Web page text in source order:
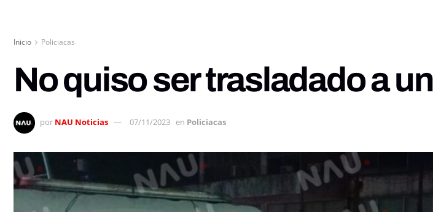
Inicio Policiacas
No quiso ser trasladado a
por NAU Noticias 07/11/2023 en Policiacas